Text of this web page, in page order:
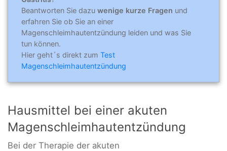
Beantworten Sie dazu wenige kurze Fragen und
erfahren Sie ob Sie an einer
Magenschleimhautentzündung leiden und was Sie
tun können.
Hier geht´s direkt zum Test
Magenschleimhautentzündung
Hausmittel bei einer akuten
Magenschleimhautentzündung
Bei der Therapie der akuten